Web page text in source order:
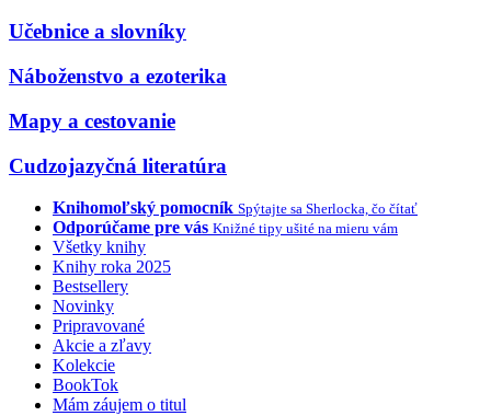
Učebnice a slovníky
Náboženstvo a ezoterika
Mapy a cestovanie
Cudzojazyčná literatúra
Knihomoľský pomocník Spýtajte sa Sherlocka, čo čítať
Odporúčame pre vás Knižné tipy ušité na mieru vám
Všetky knihy
Knihy roka 2025
Bestsellery
Novinky
Pripravované
Akcie a zľavy
Kolekcie
BookTok
Mám záujem o titul